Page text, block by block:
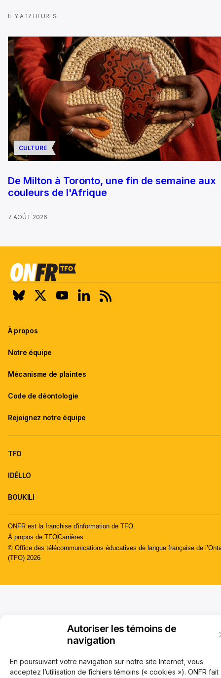
Autoriser les témoins de
navigation
En poursuivant votre navigation sur notre site Internet, vous
acceptez l’utilisation de fichiers témoins (« cookies »). ONFR fait
IL Y A 17 HEURES
CULTURE
De Milton à Toronto, une fin de semaine aux
couleurs de l'Afrique
7 AOÛT 2026
À propos
Notre équipe
Mécanisme de plaintes
Code de déontologie
Rejoignez notre équipe
TFO
IDÉLLO
BOUKILI
ONFR est la franchise d'information de TFO.
À propos de TFOCarrières
© Office des télécommunications éducatives de langue française de
(TFO) 2026